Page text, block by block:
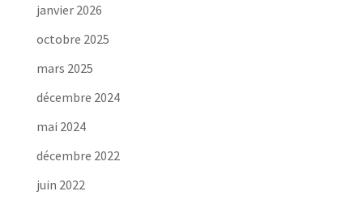
janvier 2026
octobre 2025
mars 2025
décembre 2024
mai 2024
décembre 2022
juin 2022